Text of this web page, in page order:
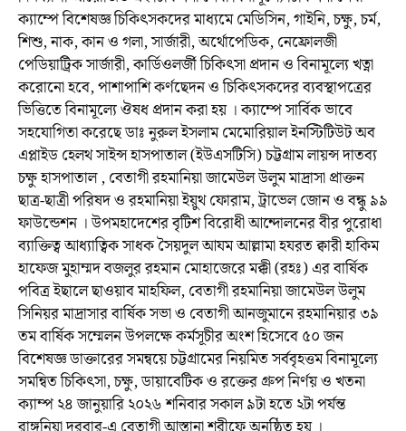
ক্যাম্পে বিশেষজ্ঞ চিকিৎসকদের মাধ্যমে মেডিসিন, গাইনি, চক্ষু, চর্ম,
শিশু, নাক, কান ও গলা, সার্জারী, অর্থোপেডিক, নেফ্রোলজী
পেডিয়াট্রিক সার্জারী, কার্ডিওলর্জী চিকিৎসা প্রদান ও বিনামূল্যে খত্না
করোনো হবে, পাশাপাশি কর্ণছেদন ও চিকিৎসকদের ব্যবস্থাপত্রের
ভিত্তিতে বিনামূল্যে ঔষধ প্রদান করা হয় । ক্যাম্পে সার্বিক ভাবে
সহযোগিতা করেছে ডাঃ নুরুল ইসলাম মেমোরিয়াল ইনস্টিটিউট অব
এপ্লাইড হেলথ সাইন্স হাসপাতাল (ইউএসটিসি) চট্টগ্রাম লায়ন্স দাতব্য
চক্ষু হাসপাতাল , বেতাগী রহমানিয়া জামেউল উলুম মাদ্রাসা প্রাক্তন
ছাত্র-ছাত্রী পরিষদ ও রহমানিয়া ইয়ুথ ফোরাম, ট্রাভেল জোন ও বন্ধু ৯৯
ফাউন্ডেশন । উপমহাদেশের বৃটিশ বিরোধী আন্দোলনের বীর পুরোধা
ব্যাক্তিত্ব আধ্যাত্বিক সাধক সৈয়দুল আযম আল্লামা হযরত ক্বারী হাকিম
হাফেজ মুহাম্মদ বজলুর রহমান মোহাজেরে মক্কী (রহঃ) এর বার্ষিক
পবিত্র ইছালে ছাওয়াব মাহফিল, বেতাগী রহমানিয়া জামেউল উলুম
সিনিয়র মাদ্রাসার বার্ষিক সভা ও বেতাগী আনজুমানে রহমানিয়ার ৩৯
তম বার্ষিক সম্মেলন উপলক্ষে কর্মসূচীর অংশ হিসেবে ৫০ জন
বিশেষজ্ঞ ডাক্তারের সমন্বয়ে চট্টগ্রামের নিয়মিত সর্ববৃহত্তম বিনামূল্যে
সমন্বিত চিকিৎসা, চক্ষু, ডায়াবেটিক ও রক্তের গ্রুপ নির্ণয় ও খতনা
ক্যাম্প ২৪ জানুয়ারি ২০২৬ শনিবার সকাল ৯টা হতে ২টা পর্যন্ত